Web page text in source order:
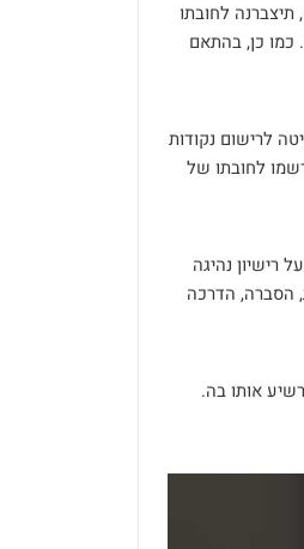
לחובתו
כמו כן, בהתאם
לרישום נקודות
לחובתו של
רישיון נהיגה
הסברה, הדרכה
אותו בה.